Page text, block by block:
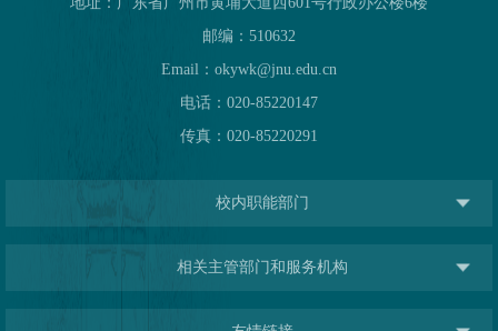
邮编：510632
Email：okywk@jnu.edu.cn
电话：020-85220147
传真：020-85220291
校内职能部门
相关主管部门和服务机构